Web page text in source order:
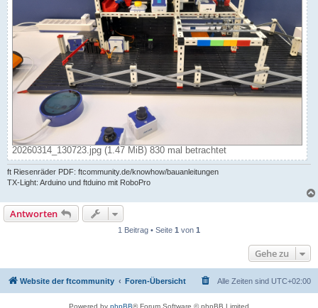
20260314_130723.jpg (1.47 MiB) 830 mal betrachtet
ft Riesenräder PDF: ftcommunity.de/knowhow/bauanleitungen
TX-Light: Arduino und ftduino mit RoboPro
Antworten
1 Beitrag • Seite 1 von 1
Gehe zu
Website der ftcommunity Foren-Übersicht Alle Zeiten sind UTC+02:00
Powered by phpBB® Forum Software © phpBB Limited